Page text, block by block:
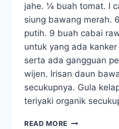
jahe. ¼ buah tomat. I
siung bawang merah.
putih. 9 buah cabai
untuk yang ada
serta ada gangguan
wijen. Irisan daun
secukupnya. Gula
teriyaki organik
READ MORE JAMUR